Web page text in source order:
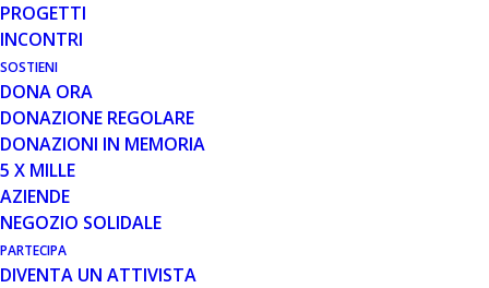
PROGETTI
INCONTRI
SOSTIENI
DONA ORA
DONAZIONE REGOLARE
DONAZIONI IN MEMORIA
5 X MILLE
AZIENDE
NEGOZIO SOLIDALE
PARTECIPA
DIVENTA UN ATTIVISTA
Al webinar del 15 settembre scorso dedicato ai droni
abbiamo voluto diffondere qualche informazione in più
in merito a questa disciplina, alle sue potenzialità e
possibili sbocchi lavorativi, sportivi; i partecipanti hanno
avuto modo di conoscere Guido Magni, pilota di drone e